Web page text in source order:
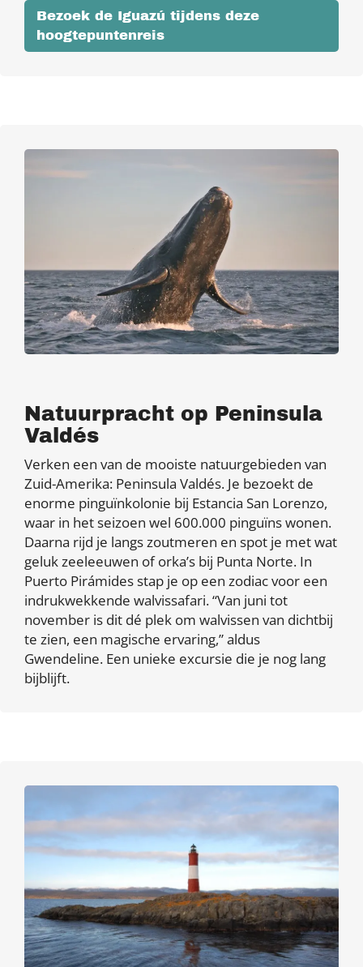
Bezoek de Iguazú tijdens deze
hoogtepuntenreis
Natuurpracht op Peninsula
Valdés
Verken een van de mooiste natuurgebieden van
Zuid-Amerika: Peninsula Valdés. Je bezoekt de
enorme pinguïnkolonie bij Estancia San Lorenzo,
waar in het seizoen wel 600.000 pinguïns wonen.
Daarna rijd je langs zoutmeren en spot je met wat
geluk zeeleeuwen of orka’s bij Punta Norte. In
Puerto Pirámides stap je op een zodiac voor een
indrukwekkende walvissafari. “Van juni tot
november is dit dé plek om walvissen van dichtbij
te zien, een magische ervaring,” aldus
Gwendeline. Een unieke excursie die je nog lang
bijblijft.